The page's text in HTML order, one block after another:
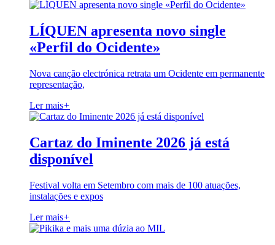
LÍQUEN apresenta novo single
«Perfil do Ocidente»
Nova canção electrónica retrata um Ocidente em permanente
representação,
Ler mais+
Cartaz do Iminente 2026 já está
disponível
Festival volta em Setembro com mais de 100 atuações,
instalações e expos
Ler mais+